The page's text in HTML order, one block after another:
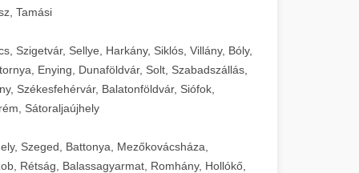
Tamási
Szigetvár, Sellye, Harkány, Siklós, Villány, Bóly,
Enying, Dunaföldvár, Solt, Szabadszállás,
Székesfehérvár, Balatonföldvár, Siófok,
Sátoraljaújhely
Szeged, Battonya, Mezőkovácsháza,
Rétság, Balassagyarmat, Romhány, Hollókő,